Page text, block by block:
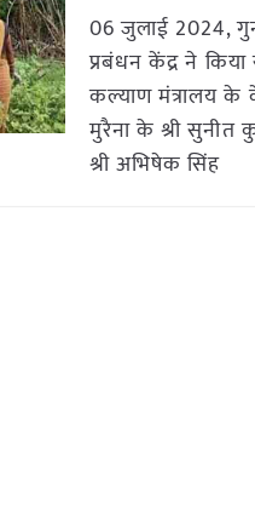
06 जुलाई 2024,
प्रबंधन केंद्र ने
कल्याण मंत्रालय के
मुरैना के श्री सुनीत
श्री अभिषेक सिंह